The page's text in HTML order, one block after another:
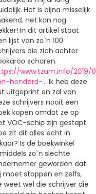
Het is bijna misselijk
Het kan nog
In dit artikel staat
lijst van zo`n 100
die zich achter
scharen.
www.tzum.info/2019/
honderd-… Ik heb deze
uitgeprint en zal van
schrijvers nooit een
kopen omdat ze op
VOC-schip zijn gestapt.
zit dit alles echt in
Is de boekwinkel
zo`n slechte
geworden dat
moet stoppen en zelfs,
weet wel die schrijver die